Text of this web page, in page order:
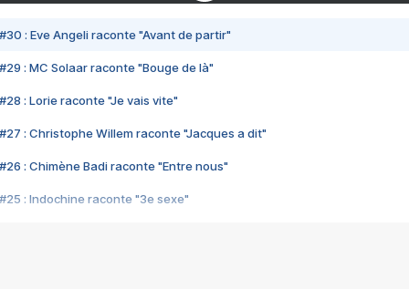
#30 : Eve Angeli raconte "Avant de partir"
#29 : MC Solaar raconte "Bouge de là"
#28 : Lorie raconte "Je vais vite"
#27 : Christophe Willem raconte "Jacques a dit"
#26 : Chimène Badi raconte "Entre nous"
#25 : Indochine raconte "3e sexe"